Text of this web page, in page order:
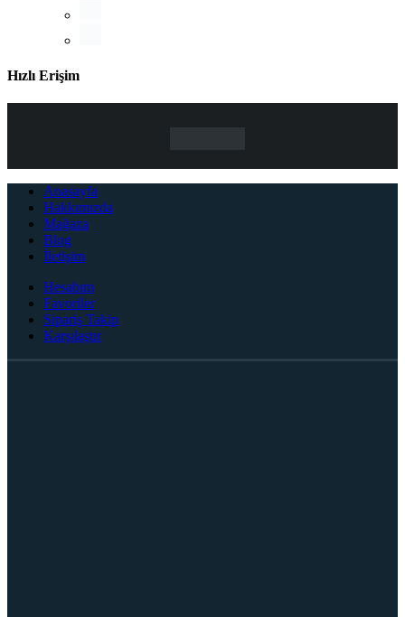
Hızlı Erişim
Anasayfa
Hakkımızda
Mağaza
Blog
İletişim
Hesabım
Favoriler
Sipariş Takip
Karşılaştır